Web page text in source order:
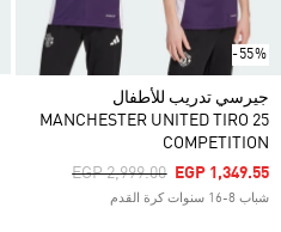
-55%
جيرسي تدريب للأطفال
MANCHESTER UNITED TIRO 25
COMPETITION
Price Reduced From
EGP 2,999.00ToEGP 1,349.55
شباب 8-16 سنوات كرة القدم